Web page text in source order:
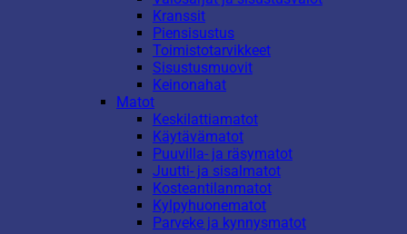
Kranssit
Piensisustus
Toimistotarvikkeet
Sisustusmuovit
Keinonahat
Matot
Keskilattiamatot
Käytävämatot
Puuvilla- ja räsymatot
Juutti- ja sisalmatot
Kosteantilanmatot
Kylpyhuonematot
Parveke ja kynnysmatot